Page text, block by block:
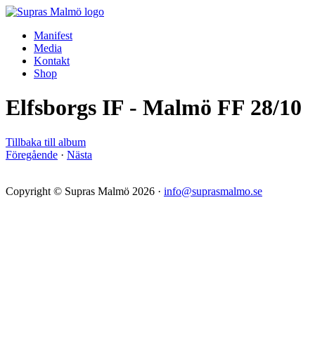
Manifest
Media
Kontakt
Shop
Elfsborgs IF - Malmö FF 28/10
Tillbaka till album
Föregående · Nästa
Copyright © Supras Malmö 2026 · info@suprasmalmo.se